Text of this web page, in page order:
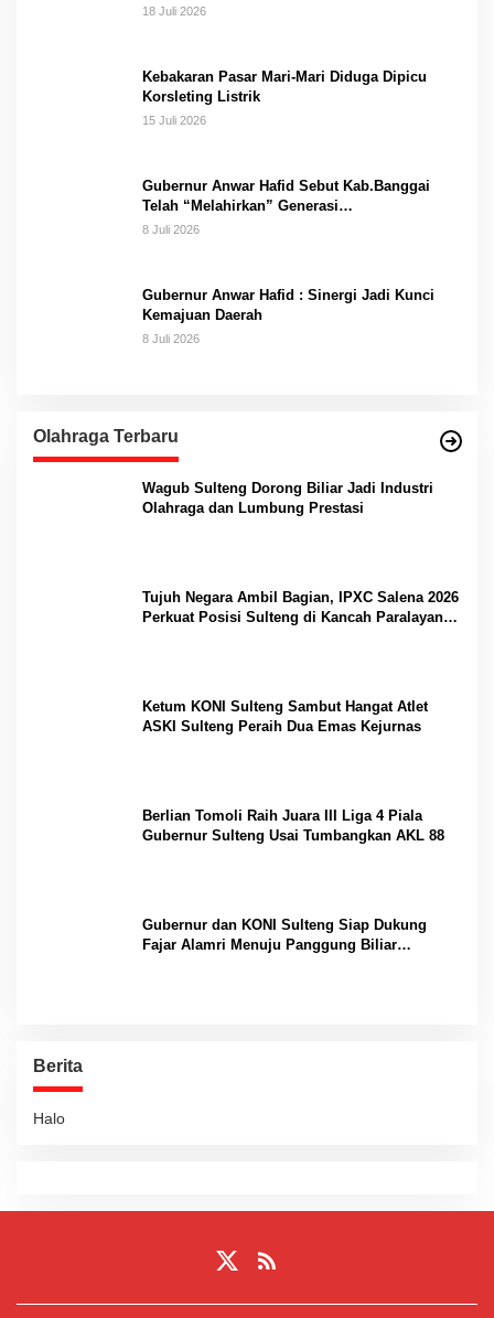
18 Juli 2026
Kebakaran Pasar Mari-Mari Diduga Dipicu
Korsleting Listrik
15 Juli 2026
Gubernur Anwar Hafid Sebut Kab.Banggai
Telah “Melahirkan” Generasi…
8 Juli 2026
Gubernur Anwar Hafid : Sinergi Jadi Kunci
Kemajuan Daerah
8 Juli 2026
Olahraga Terbaru
Wagub Sulteng Dorong Biliar Jadi Industri
Olahraga dan Lumbung Prestasi
Tujuh Negara Ambil Bagian, IPXC Salena 2026
Perkuat Posisi Sulteng di Kancah Paralayang
Ketum KONI Sulteng Sambut Hangat Atlet
ASKI Sulteng Peraih Dua Emas Kejurnas
Berlian Tomoli Raih Juara III Liga 4 Piala
Gubernur Sulteng Usai Tumbangkan AKL 88
Gubernur dan KONI Sulteng Siap Dukung
Fajar Alamri Menuju Panggung Biliar
Berita
Halo